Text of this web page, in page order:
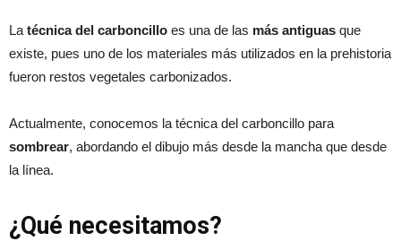
La técnica del carboncillo es una de las más antiguas que
existe, pues uno de los materiales más utilizados en la prehistoria
fueron restos vegetales carbonizados.
Actualmente, conocemos la técnica del carboncillo para
sombrear, abordando el dibujo más desde la mancha que desde
la línea.
¿Qué necesitamos?